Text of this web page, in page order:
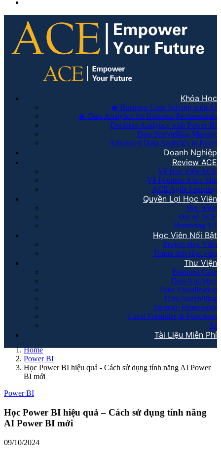
Khóa Học
🔥 Business Case Solving with AI
🔥 Data Analytics for Business Professionals
Decision Analytics with Power BI
Data Storytelling Mastery
Advanced Data Analytics in Excel
Doanh Nghiệp
Review ACE
Về Học Viện ACE
Về Founder Alice Mai
ACE Agile Learning
Quyền Lợi Học Viên
Học bổng
Đại sứ ACE
Mentoring 1:1
Học Viên Nổi Bật
Project Học Viên
Thành tích Học viên
Thư Viện
Business Case
Data Analytics
Data Visualization
Data Storytelling
Strategy Framework
Excel Formulas & Functions
AI
Tài Liệu Miễn Phí
Home
Power BI
Học Power BI hiệu quả - Cách sử dụng tính năng AI Power
BI mới
Power BI
Học Power BI hiệu quả – Cách sử dụng tính năng
AI Power BI mới
09/10/2024